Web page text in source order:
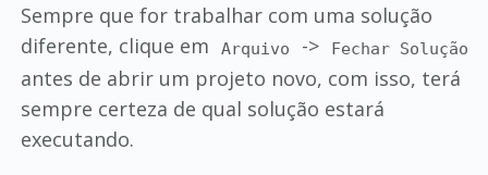
Sempre que for trabalhar com uma solução
diferente, clique em
Arquivo -> Fechar Solução
antes de abrir um projeto novo, com isso, terá
sempre certeza de qual solução estará
executando.